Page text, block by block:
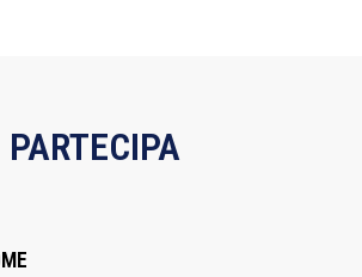
PARTECIPA